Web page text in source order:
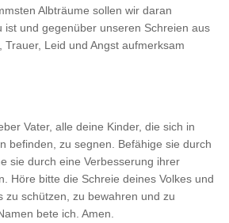
Albträume sollen wir daran
ist und gegenüber unseren Schreien aus
Trauer, Leid und Angst aufmerksam
Vater, alle deine Kinder, die sich in
befinden, zu segnen. Befähige sie durch
sie durch eine Verbesserung ihrer
Höre bitte die Schreie deines Volkes und
zu schützen, zu bewahren und zu
bete ich. Amen.